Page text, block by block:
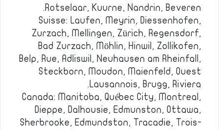
Rotselaar, Kuurne, Nandrin, Beveren.
Suisse: Laufen, Meyrin, Diessenhofen,
Zurzach, Mellingen, Zürich, Regensdorf,
Bad Zurzach, Möhlin, Hinwil, Zollikofen,
Belp, Rue, Adliswil, Neuhausen am Rheinfall,
Steckborn, Moudon, Maienfeld, Ouest
Lausannois, Brugg, Riviera.
Canada: Manitoba, Québec City, Montreal,
Dieppe, Dalhousie, Edmunston, Ottawa,
Sherbrooke, Edmundston, Tracadie, Trois-